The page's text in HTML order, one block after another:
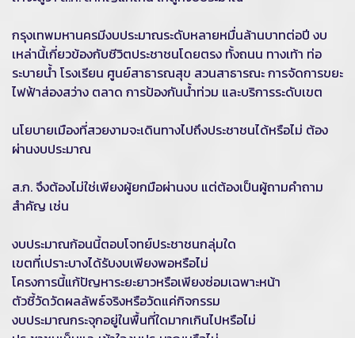
กรุงเทพมหานครมีงบประมาณระดับหลายหมื่นล้านบาทต่อปี งบ
เหล่านี้เกี่ยวข้องกับชีวิตประชาชนโดยตรง ทั้งถนน ทางเท้า ท่อ
ระบายน้ำ โรงเรียน ศูนย์สาธารณสุข สวนสาธารณะ การจัดการขยะ
ไฟฟ้าส่องสว่าง ตลาด การป้องกันน้ำท่วม และบริการระดับเขต
นโยบายเมืองที่สวยงามจะเดินทางไปถึงประชาชนได้หรือไม่ ต้อง
ผ่านงบประมาณ
ส.ก. จึงต้องไม่ใช่เพียงผู้ยกมือผ่านงบ แต่ต้องเป็นผู้ถามคำถาม
สำคัญ เช่น
งบประมาณก้อนนี้ตอบโจทย์ประชาชนกลุ่มใด
เขตที่เปราะบางได้รับงบเพียงพอหรือไม่
โครงการนี้แก้ปัญหาระยะยาวหรือเพียงซ่อมเฉพาะหน้า
ตัวชี้วัดวัดผลลัพธ์จริงหรือวัดแค่กิจกรรม
งบประมาณกระจุกอยู่ในพื้นที่ใดมากเกินไปหรือไม่